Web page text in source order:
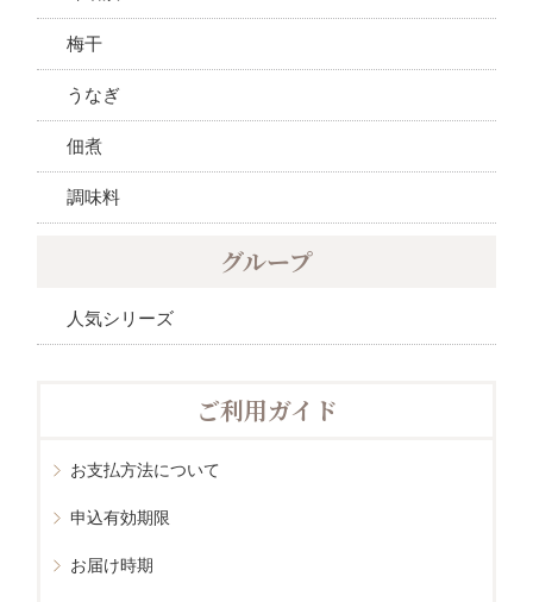
梅干
うなぎ
佃煮
調味料
グループ
人気シリーズ
ご利用ガイド
お支払方法について
申込有効期限
お届け時期